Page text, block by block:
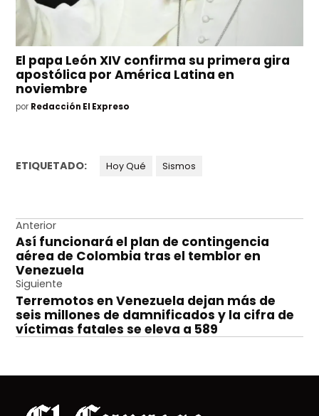
El papa León XIV confirma su primera gira
apostólica por América Latina en
noviembre
por Redacción El Expreso
ETIQUETADO: Hoy Qué Sismos
Navegación
de
entradas
Anterior
Así funcionará el plan de contingencia
aérea de Colombia tras el temblor en
Venezuela
Siguiente
Terremotos en Venezuela dejan más de
seis millones de damnificados y la cifra de
víctimas fatales se eleva a 589